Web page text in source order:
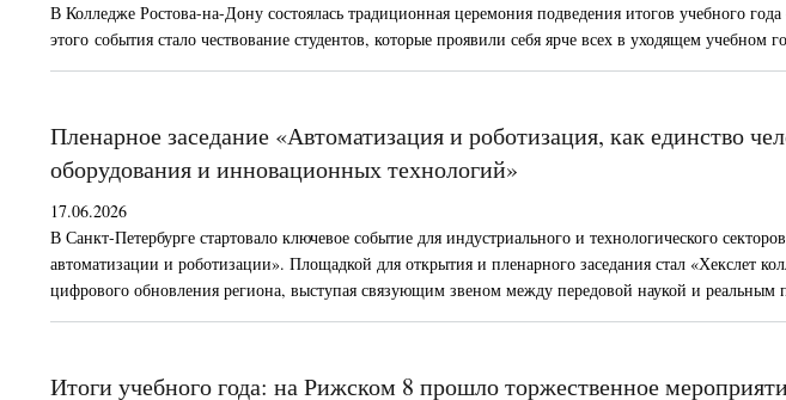
В Колледже Ростова-на-Дону состоялась традиционная церемония подведения итогов учебного
этого события стало чествование студентов, которые проявили себя ярче всех в уходящем учебном
Пленарное заседание «Автоматизация и роботизация, как единство
оборудования и инновационных технологий»
17.06.2026
В Санкт-Петербурге стартовало ключевое событие для индустриального и технологического
автоматизации и роботизации». Площадкой для открытия и пленарного заседания стал «Хекслет
цифрового обновления региона, выступая связующим звеном между передовой наукой и реальным
Итоги учебного года: на Рижском 8 прошло торжественное